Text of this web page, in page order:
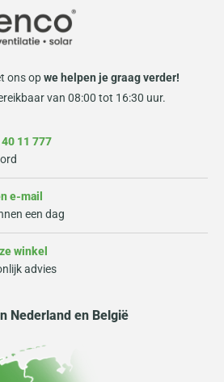
ons opwe helpen je graag verder!
van 08:00 tot 16:30 uur.
11 777
e-mail
een dag
winkel
advies
Nederland en België